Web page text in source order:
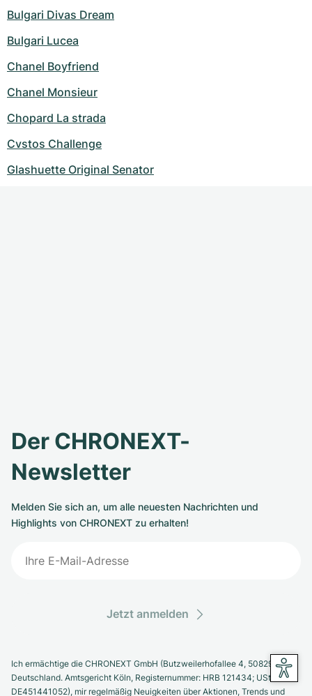
Bulgari Divas Dream
Bulgari Lucea
Chanel Boyfriend
Chanel Monsieur
Chopard La strada
Cvstos Challenge
Glashuette Original Senator
Der CHRONEXT-
Newsletter
Melden Sie sich an, um alle neuesten Nachrichten und
Highlights von CHRONEXT zu erhalten!
Jetzt anmelden
Ich ermächtige die CHRONEXT GmbH (Butzweilerhofallee 4, 50829 Köln,
Deutschland. Amtsgericht Köln, Registernummer: HRB 121434; USt-IdNr.:
DE451441052), mir regelmäßig Neuigkeiten über Aktionen, Trends und